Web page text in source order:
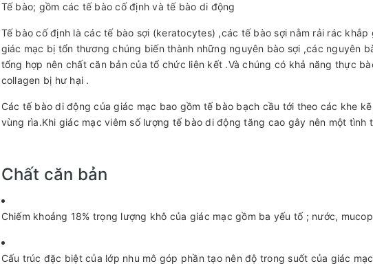
Tế bào; gồm các tế bào cố định và tế bào di động
Tế bào cố định là các tế bào sợi (keratocytes) ,các tế bào sợi nằm rải rác
giác mạc bị tổn thương chúng biến thành những nguyên bào sợi ,các nguyên
tổng hợp nên chất căn bản của tổ chức liên kết .Và chúng có khả năng thực
collagen bị hư hại .
Các tế bào di động của giác mạc bao gồm tế bào bạch cầu tới theo các khe
vùng rìa.Khi giác mạc viêm số lượng tế bào di động tăng cao gây nên một
Chất căn bản
Chiếm khoảng 18% trọng lượng khô của giác mạc gồm ba yếu tố ; nước,
Cấu trúc đặc biệt của lớp nhu mô góp phần tạo nên độ trong suốt của giác